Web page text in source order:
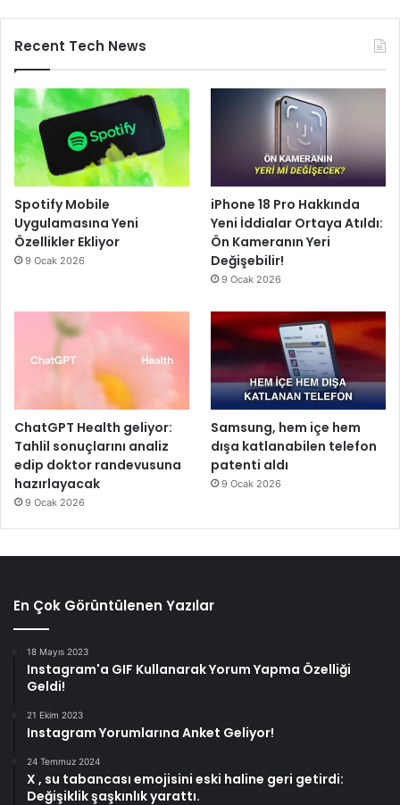
Recent Tech News
Spotify Mobile
Uygulamasına Yeni
Özellikler Ekliyor
9 Ocak 2026
iPhone 18 Pro Hakkında
Yeni İddialar Ortaya Atıldı:
Ön Kameranın Yeri
Değişebilir!
9 Ocak 2026
ChatGPT Health geliyor:
Tahlil sonuçlarını analiz
edip doktor randevusuna
hazırlayacak
9 Ocak 2026
Samsung, hem içe hem
dışa katlanabilen telefon
patenti aldı
9 Ocak 2026
En Çok Görüntülenen Yazılar
18 Mayıs 2023
Instagram'a GIF Kullanarak Yorum Yapma Özelliği
Geldi!
21 Ekim 2023
Instagram Yorumlarına Anket Geliyor!
24 Temmuz 2024
X , su tabancası emojisini eski haline geri getirdi:
Değişiklik şaşkınlık yarattı.